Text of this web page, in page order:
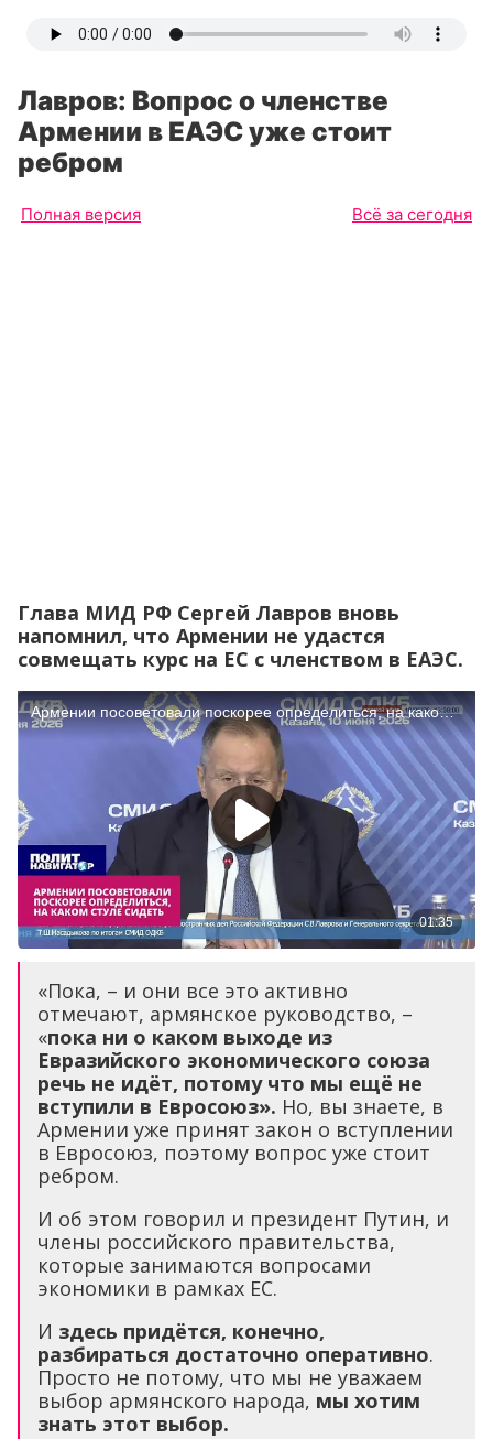
Лавров: Вопрос о членстве
Армении в ЕАЭС уже стоит
ребром
Полная версия Всё за сегодня
Глава МИД РФ Сергей Лавров вновь
напомнил, что Армении не удастся
совмещать курс на ЕС с членством в ЕАЭС.
«Пока, – и они все это активно
отмечают, армянское руководство, –
«пока ни о каком выходе из
Евразийского экономического союза
речь не идёт, потому что мы ещё не
вступили в Евросоюз». Но, вы знаете, в
Армении уже принят закон о вступлении
в Евросоюз, поэтому вопрос уже стоит
ребром.
И об этом говорил и президент Путин, и
члены российского правительства,
которые занимаются вопросами
экономики в рамках ЕС.
И здесь придётся, конечно,
разбираться достаточно оперативно.
Просто не потому, что мы не уважаем
выбор армянского народа, мы хотим
знать этот выбор.